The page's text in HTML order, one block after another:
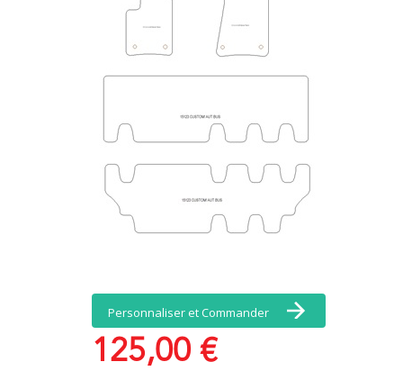
Personnaliser et Commander
125,00 €